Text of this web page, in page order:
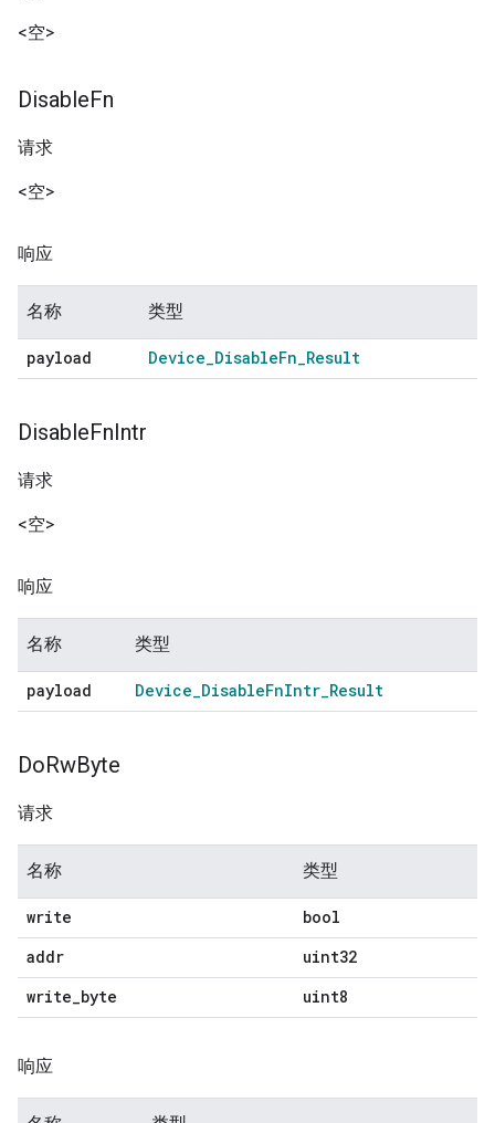
<空>
DisableFn
请求
<空>
响应
名称 类型
payload Device_DisableFn_Result
DisableFnIntr
请求
<空>
响应
名称 类型
payload Device_DisableFnIntr_Result
DoRwByte
请求
名称 类型
write
bool
addr
uint32
write_byte uint8
响应